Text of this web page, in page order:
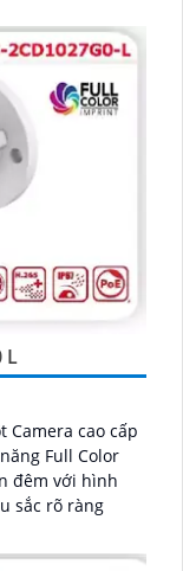
L
Camera cao cấp
đêm với hình
sắc rõ ràng